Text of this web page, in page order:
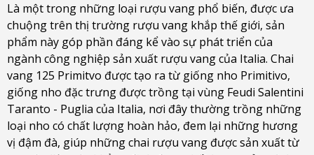
Là một trong những loại rượu vang phổ biến, được ưa
chuộng trên thị trường rượu vang khắp thế giới, sản
phẩm này góp phần đáng kể vào sự phát triển của
ngành công nghiệp sản xuất rượu vang của Italia. Chai
vang 125 Primitvo được tạo ra từ giống nho Primitivo,
giống nho đặc trưng được trồng tại vùng Feudi Salentini
Taranto - Puglia của Italia, nơi đây thường trồng những
loại nho có chất lượng hoàn hảo, đem lại những hương
vị đậm đà, giúp những chai rượu vang được sản xuất từ